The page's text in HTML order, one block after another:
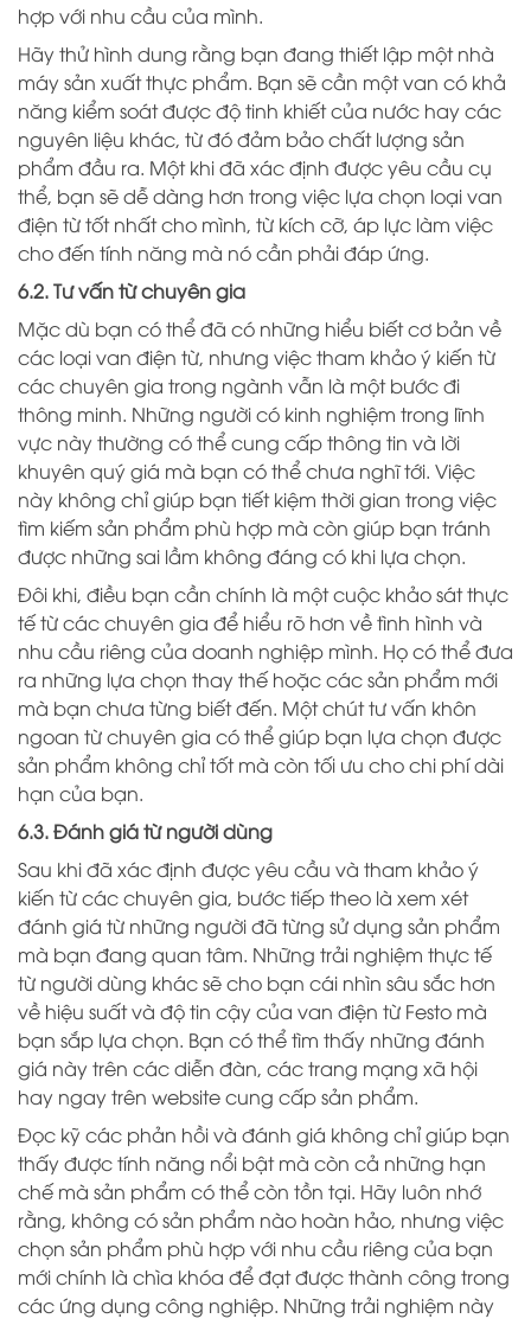
hợp với nhu cầu của mình.
Hãy thử hình dung rằng bạn đang thiết lập một nhà
máy sản xuất thực phẩm. Bạn sẽ cần một van có khả
năng kiểm soát được độ tinh khiết của nước hay các
nguyên liệu khác, từ đó đảm bảo chất lượng sản
phẩm đầu ra. Một khi đã xác định được yêu cầu cụ
thể, bạn sẽ dễ dàng hơn trong việc lựa chọn loại van
điện từ tốt nhất cho mình, từ kích cỡ, áp lực làm việc
cho đến tính năng mà nó cần phải đáp ứng.
6.2. Tư vấn từ chuyên gia
Mặc dù bạn có thể đã có những hiểu biết cơ bản về
các loại van điện từ, nhưng việc tham khảo ý kiến từ
các chuyên gia trong ngành vẫn là một bước đi
thông minh. Những người có kinh nghiệm trong lĩnh
vực này thường có thể cung cấp thông tin và lời
khuyên quý giá mà bạn có thể chưa nghĩ tới. Việc
này không chỉ giúp bạn tiết kiệm thời gian trong việc
tìm kiếm sản phẩm phù hợp mà còn giúp bạn tránh
được những sai lầm không đáng có khi lựa chọn.
Đôi khi, điều bạn cần chính là một cuộc khảo sát thực
tế từ các chuyên gia để hiểu rõ hơn về tình hình và
nhu cầu riêng của doanh nghiệp mình. Họ có thể đưa
ra những lựa chọn thay thế hoặc các sản phẩm mới
mà bạn chưa từng biết đến. Một chút tư vấn khôn
ngoan từ chuyên gia có thể giúp bạn lựa chọn được
sản phẩm không chỉ tốt mà còn tối ưu cho chi phí dài
hạn của bạn.
6.3. Đánh giá từ người dùng
Sau khi đã xác định được yêu cầu và tham khảo ý
kiến từ các chuyên gia, bước tiếp theo là xem xét
đánh giá từ những người đã từng sử dụng sản phẩm
mà bạn đang quan tâm. Những trải nghiệm thực tế
từ người dùng khác sẽ cho bạn cái nhìn sâu sắc hơn
về hiệu suất và độ tin cậy của van điện từ Festo mà
bạn sắp lựa chọn. Bạn có thể tìm thấy những đánh
giá này trên các diễn đàn, các trang mạng xã hội
hay ngay trên website cung cấp sản phẩm.
Đọc kỹ các phản hồi và đánh giá không chỉ giúp bạn
thấy được tính năng nổi bật mà còn cả những hạn
chế mà sản phẩm có thể còn tồn tại. Hãy luôn nhớ
rằng, không có sản phẩm nào hoàn hảo, nhưng việc
chọn sản phẩm phù hợp với nhu cầu riêng của bạn
mới chính là chìa khóa để đạt được thành công trong
các ứng dụng công nghiệp. Những trải nghiệm này